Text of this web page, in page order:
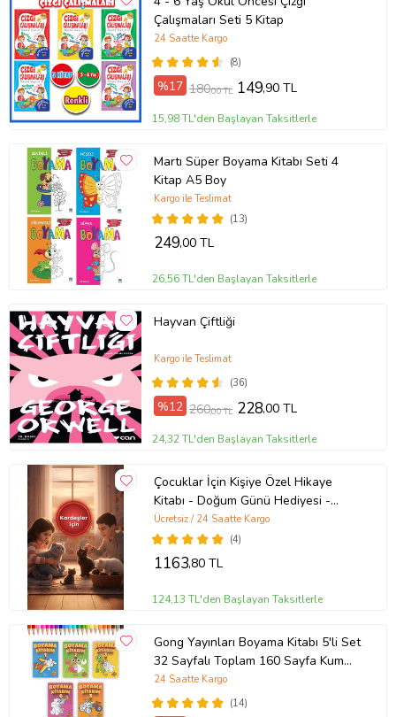
Çalışmaları Seti 5 Kitap
(8)
24 Saatte Kargo
%17 180,00 TL 149,90 TL
15,98 TL'den Başlayan Taksitlerle
Martı Süper Boyama Kitabı Seti 4
Kitap A5 Boy
(13)
Kargo ile Teslimat
249,00 TL
26,56 TL'den Başlayan Taksitlerle
Hayvan Çiftliği
(36)
Kargo ile Teslimat
%12 260,00 TL 228,00 TL
24,32 TL'den Başlayan Taksitlerle
Çocuklar İçin Kişiye Özel Hikaye
Kitabı - Doğum Günü Hediyesi -
Okuma Hediyesi
(4)
Ücretsiz / 24 Saatte Kargo
1163,80 TL
124,13 TL'den Başlayan Taksitlerle
Gong Yayınları Boyama Kitabı 5'li Set
32 Sayfalı Toplam 160 Sayfa Kum
Boyama Hediyeli (Buz-Buz)
(14)
24 Saatte Kargo